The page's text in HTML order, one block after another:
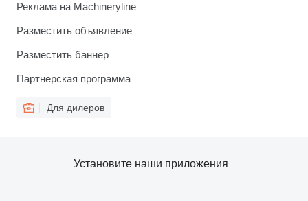
Реклама на Machineryline
Разместить объявление
Разместить баннер
Партнерская программа
Для дилеров
Установите наши приложения